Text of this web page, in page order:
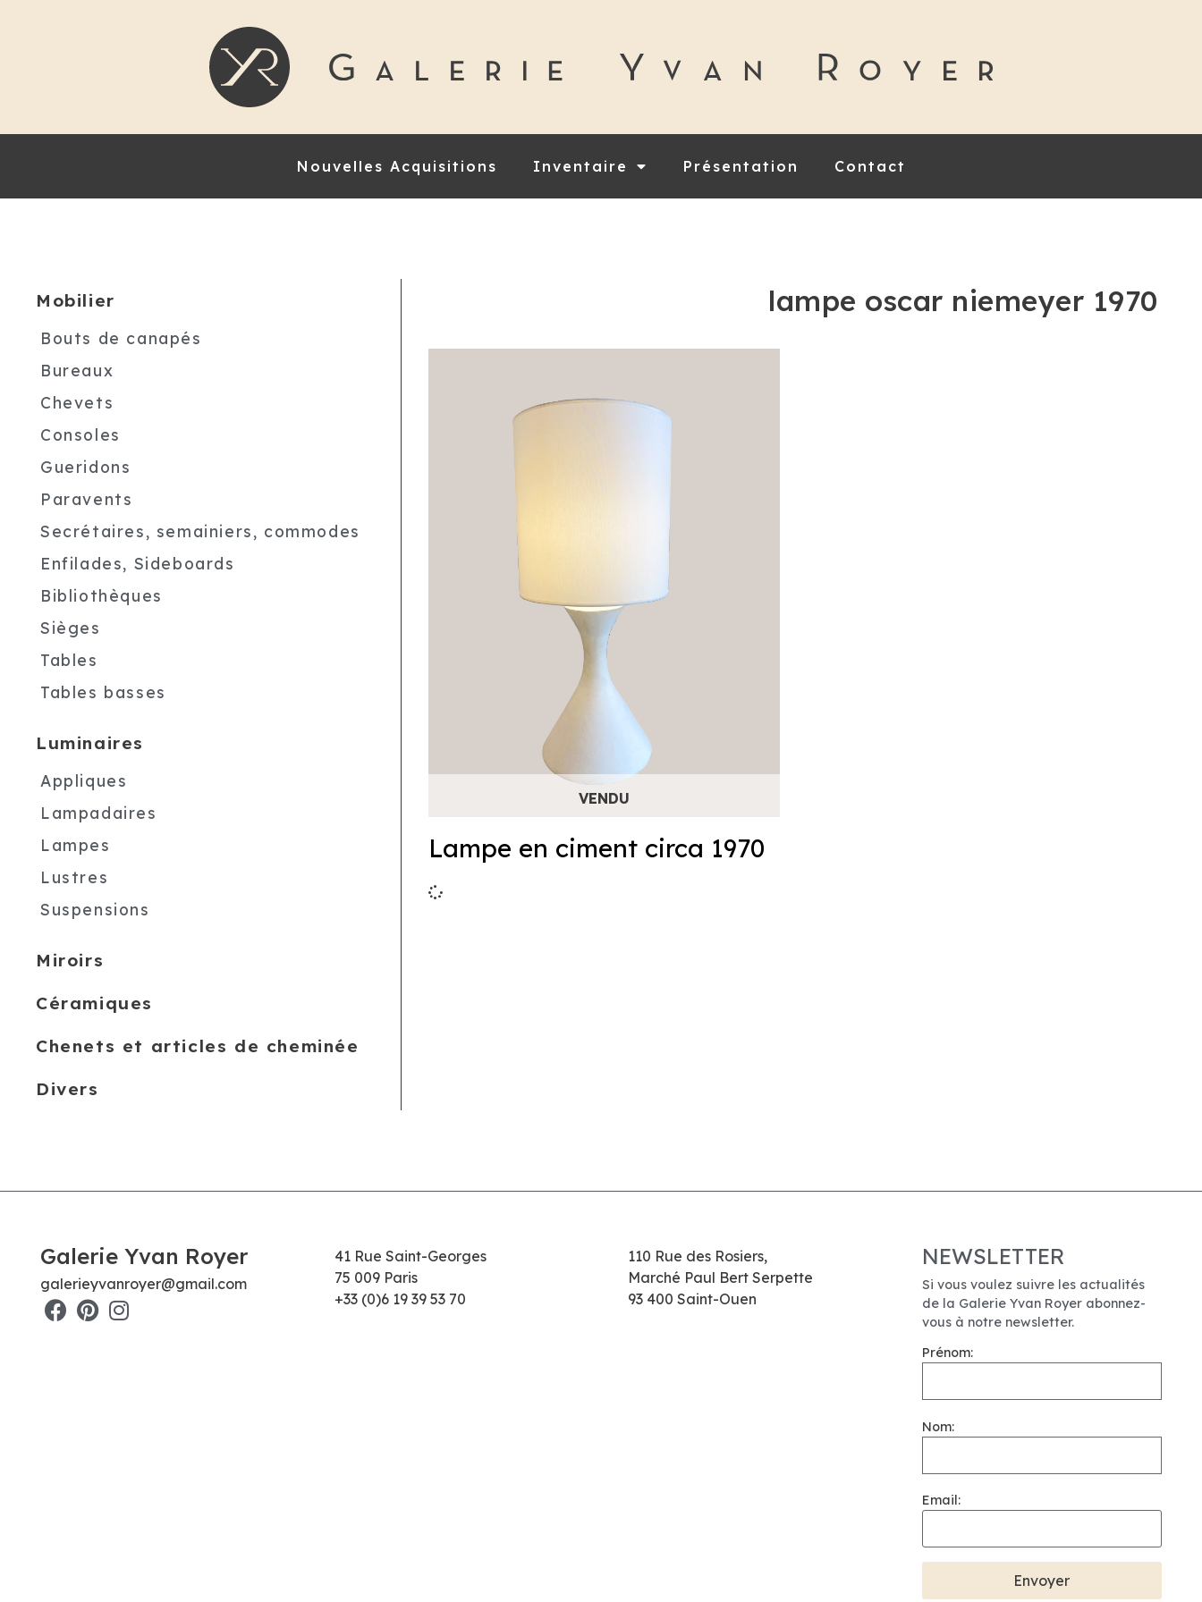
Nouvelles Acquisitions Inventaire Présentation Contact
Mobilier
Bouts de canapés
Bureaux
Chevets
Consoles
Gueridons
Paravents
Secrétaires, semainiers, commodes
Enfilades, Sideboards
Bibliothèques
Sièges
Tables
Tables basses
Luminaires
Appliques
Lampadaires
Lampes
Lustres
Suspensions
Miroirs
Céramiques
Chenets et articles de cheminée
Divers
lampe oscar niemeyer 1970
Lampe en ciment circa 1970
Galerie Yvan Royer
galerieyvanroyer@gmail.com
41 Rue Saint-Georges
75 009 Paris
+33 (0)6 19 39 53 70
110 Rue des Rosiers,
Marché Paul Bert Serpette
93 400 Saint-Ouen
NEWSLETTER
Si vous voulez suivre les actualités
de la Galerie Yvan Royer abonnez-
vous à notre newsletter.
Prénom:
Nom:
Email: